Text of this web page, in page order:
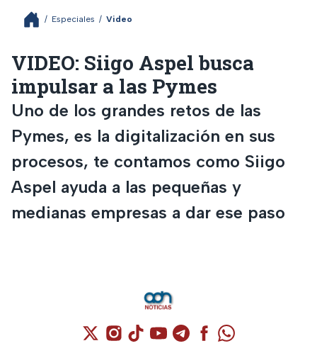
/ Especiales / Video
VIDEO: Siigo Aspel busca
impulsar a las Pymes
Uno de los grandes retos de las
Pymes, es la digitalización en sus
procesos, te contamos como Siigo
Aspel ayuda a las pequeñas y
medianas empresas a dar ese paso
Cuenta de X / Twitter (se abre en una
Cuenta de Instagram (se abre en una
Cuenta de TikTok (se abre en
Cuenta de YouTube (se abre
Cuenta de Telegram (se
Cuenta de
Cuenta de